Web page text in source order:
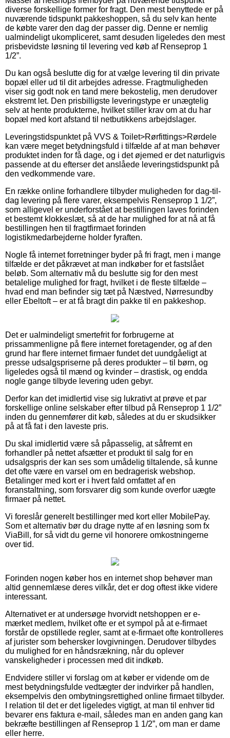
diverse forskellige former for fragt. Den mest benyttede er på
nuværende tidspunkt pakkeshoppen, så du selv kan hente
de købte varer den dag der passer dig. Denne er nemlig
ualmindeligt ukompliceret, samt desuden ligeledes den mest
prisbevidste løsning til levering ved køb af Renseprop 1
1/2”.
Du kan også beslutte dig for at vælge levering til din private
bopæl eller ud til dit arbejdes adresse. Fragtmuligheden
viser sig godt nok en tand mere bekostelig, men derudover
ekstremt let. Den prisbilligste leveringstype er unægtelig
selv at hente produkterne, hvilket stiller krav om at du har
bopæl med kort afstand til netbutikkens arbejdslager.
Leveringstidspunktet på VVS & Toilet>Rørfittings>Rørdele
kan være meget betydningsfuld i tilfælde af at man behøver
produktet inden for få dage, og i det øjemed er det naturligvis
passende at du efterser det anslåede leveringstidspunkt på
den vedkommende vare.
En række online forhandlere tilbyder muligheden for dag-til-
dag levering på flere varer, eksempelvis Renseprop 1 1/2”,
som alligevel er underforstået at bestillingen laves forinden
et bestemt klokkeslæt, så at de har mulighed for at nå at få
bestillingen hen til fragtfirmaet forinden
logistikmedarbejderne holder fyraften.
Nogle få internet forretninger byder på fri fragt, men i mange
tilfælde er det påkrævet at man indkøber for et fastslået
beløb. Som alternativ må du beslutte sig for den mest
betalelige mulighed for fragt, hvilket i de fleste tilfælde –
hvad end man befinder sig tæt på Næstved, Nørresundby
eller Ebeltoft – er at få bragt din pakke til en pakkeshop.
Det er ualmindeligt smertefrit for forbrugerne at
prissammenligne på flere internet foretagender, og af den
grund har flere internet firmaer fundet det uundgåeligt at
presse udsalgspriserne på deres produkter – til børn, og
ligeledes også til mænd og kvinder – drastisk, og endda
nogle gange tilbyde levering uden gebyr.
Derfor kan det imidlertid vise sig lukrativt at prøve et par
forskellige online selskaber efter tilbud på Renseprop 1 1/2”
inden du gennemfører dit køb, således at du er skudsikker
på at få fat i den laveste pris.
Du skal imidlertid være så påpasselig, at såfremt en
forhandler på nettet afsætter et produkt til salg for en
udsalgspris der kan ses som umådelig tiltalende, så kunne
det ofte være en varsel om en bedragerisk webshop.
Betalinger med kort er i hvert fald omfattet af en
foranstaltning, som forsvarer dig som kunde overfor uægte
firmaer på nettet.
Vi foreslår generelt bestillinger med kort eller MobilePay.
Som et alternativ bør du drage nytte af en løsning som fx
ViaBill, for så vidt du gerne vil honorere omkostningerne
over tid.
Forinden nogen køber hos en internet shop behøver man
altid gennemlæse deres vilkår, det er dog oftest ikke videre
interessant.
Alternativet er at undersøge hvorvidt netshoppen er e-
mærket medlem, hvilket ofte er et sympol på at e-firmaet
forstår de opstillede regler, samt at e-firmaet ofte kontrolleres
af jurister som behersker lovgivningen. Derudover tilbydes
du mulighed for en håndsrækning, når du oplever
vanskeligheder i processen med dit indkøb.
Endvidere stiller vi forslag om at køber er vidende om de
mest betydningsfulde vedtægter der indvirker på handlen,
eksempelvis den ombytningsrettighed online firmaet tilbyder.
I relation til det er det ligeledes vigtigt, at man til enhver tid
bevarer ens faktura e-mail, således man en anden gang kan
bekræfte bestillingen af Renseprop 1 1/2”, om man er dame
eller herre.